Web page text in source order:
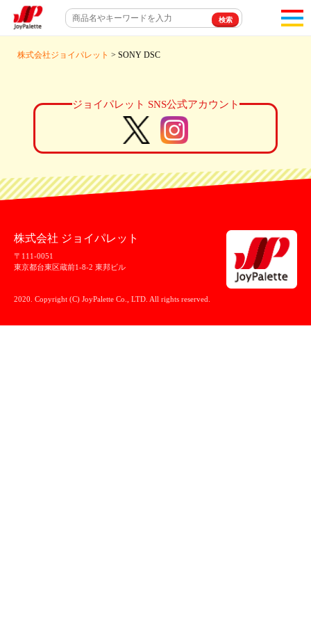
株式会社ジョイパレット > SONY DSC
ジョイパレット SNS公式アカウント
株式会社 ジョイパレット
〒111-0051
東京都台東区蔵前1-8-2 東邦ビル
2020. Copyright (C) JoyPalette Co., LTD. All rights reserved.